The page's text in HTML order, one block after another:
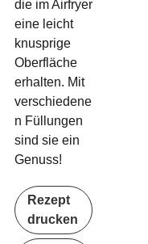
die im Airfryer
eine leicht
knusprige
Oberfläche
erhalten. Mit
verschiedene
n Füllungen
sind sie ein
Genuss!
Rezept
drucken